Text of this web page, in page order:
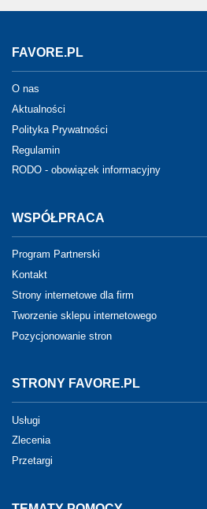
FAVORE.PL
O nas
Aktualności
Polityka Prywatności
Regulamin
RODO - obowiązek informacyjny
WSPÓŁPRACA
Program Partnerski
Kontakt
Strony internetowe dla firm
Tworzenie sklepu internetowego
Pozycjonowanie stron
STRONY FAVORE.PL
Usługi
Zlecenia
Przetargi